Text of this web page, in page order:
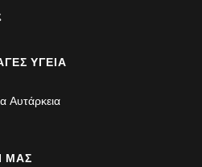
ΥΓΕΊΑ
Αυτάρκεια
ΜΑΣ